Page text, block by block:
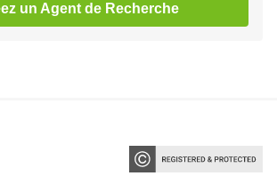
un Agent de Recherche